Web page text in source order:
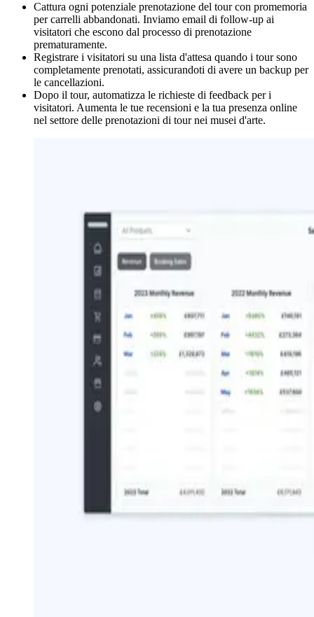
Cattura ogni potenziale prenotazione del tour con promemoria
per carrelli abbandonati. Inviamo email di follow-up ai
visitatori che escono dal processo di prenotazione
prematuramente.
Registrare i visitatori su una lista d'attesa quando i tour sono
completamente prenotati, assicurandoti di avere un backup per
le cancellazioni.
Dopo il tour, automatizza le richieste di feedback per i
visitatori. Aumenta le tue recensioni e la tua presenza online
nel settore delle prenotazioni di tour nei musei d'arte.